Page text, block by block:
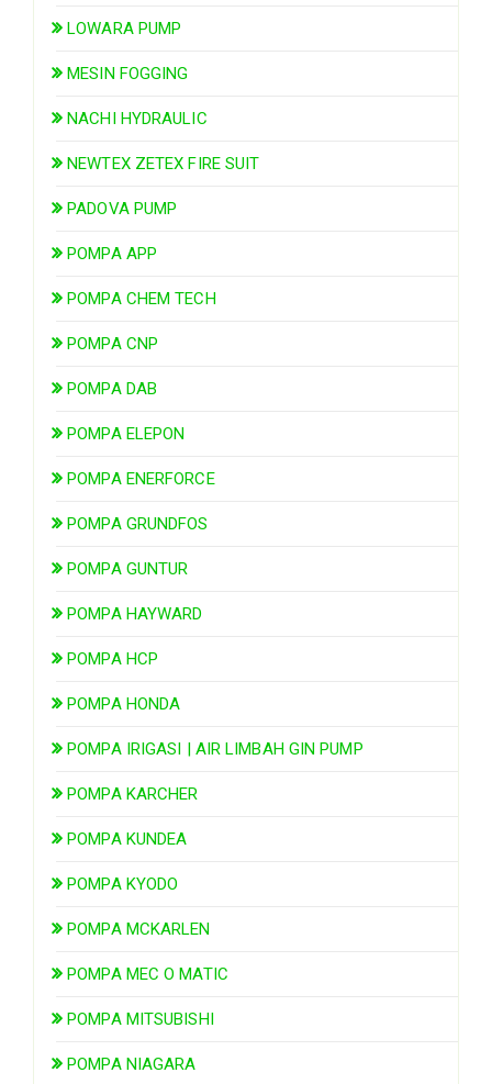
LOWARA PUMP
MESIN FOGGING
NACHI HYDRAULIC
NEWTEX ZETEX FIRE SUIT
PADOVA PUMP
POMPA APP
POMPA CHEM TECH
POMPA CNP
POMPA DAB
POMPA ELEPON
POMPA ENERFORCE
POMPA GRUNDFOS
POMPA GUNTUR
POMPA HAYWARD
POMPA HCP
POMPA HONDA
POMPA IRIGASI | AIR LIMBAH GIN PUMP
POMPA KARCHER
POMPA KUNDEA
POMPA KYODO
POMPA MCKARLEN
POMPA MEC O MATIC
POMPA MITSUBISHI
POMPA NIAGARA